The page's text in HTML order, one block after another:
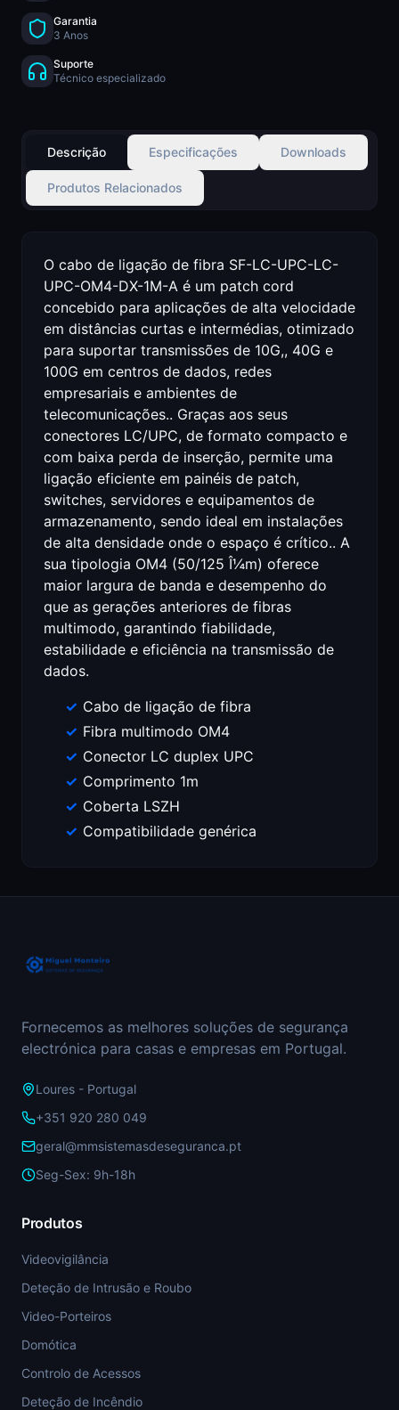
Garantia
3 Anos
Suporte
Técnico especializado
Descrição Especificações Downloads
Produtos Relacionados
O cabo de ligação de fibra SF-LC-UPC-LC-
UPC-OM4-DX-1M-A é um patch cord
concebido para aplicações de alta velocidade
em distâncias curtas e intermédias, otimizado
para suportar transmissões de 10G,, 40G e
100G em centros de dados, redes
empresariais e ambientes de
telecomunicações.. Graças aos seus
conectores LC/UPC, de formato compacto e
com baixa perda de inserção, permite uma
ligação eficiente em painéis de patch,
switches, servidores e equipamentos de
armazenamento, sendo ideal em instalações
de alta densidade onde o espaço é crítico.. A
sua tipologia OM4 (50/125 Î¼m) oferece
maior largura de banda e desempenho do
que as gerações anteriores de fibras
multimodo, garantindo fiabilidade,
estabilidade e eficiência na transmissão de
dados.
Cabo de ligação de fibra
Fibra multimodo OM4
Conector LC duplex UPC
Comprimento 1m
Coberta LSZH
Compatibilidade genérica
Fornecemos as melhores soluções de segurança
electrónica para casas e empresas em Portugal.
Loures - Portugal
+351 920 280 049
geral@mmsistemasdeseguranca.pt
Seg-Sex: 9h-18h
Produtos
Videovigilância
Deteção de Intrusão e Roubo
Video-Porteiros
Domótica
Controlo de Acessos
Deteção de Incêndio